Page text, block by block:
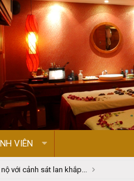
VIÊN
với cảnh sát lan khắp...